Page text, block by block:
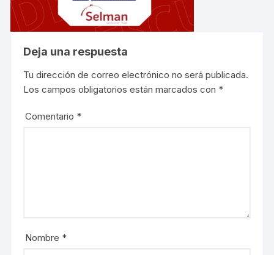
Deja una respuesta
Tu dirección de correo electrónico no será publicada.
Los campos obligatorios están marcados con *
Comentario *
Nombre *